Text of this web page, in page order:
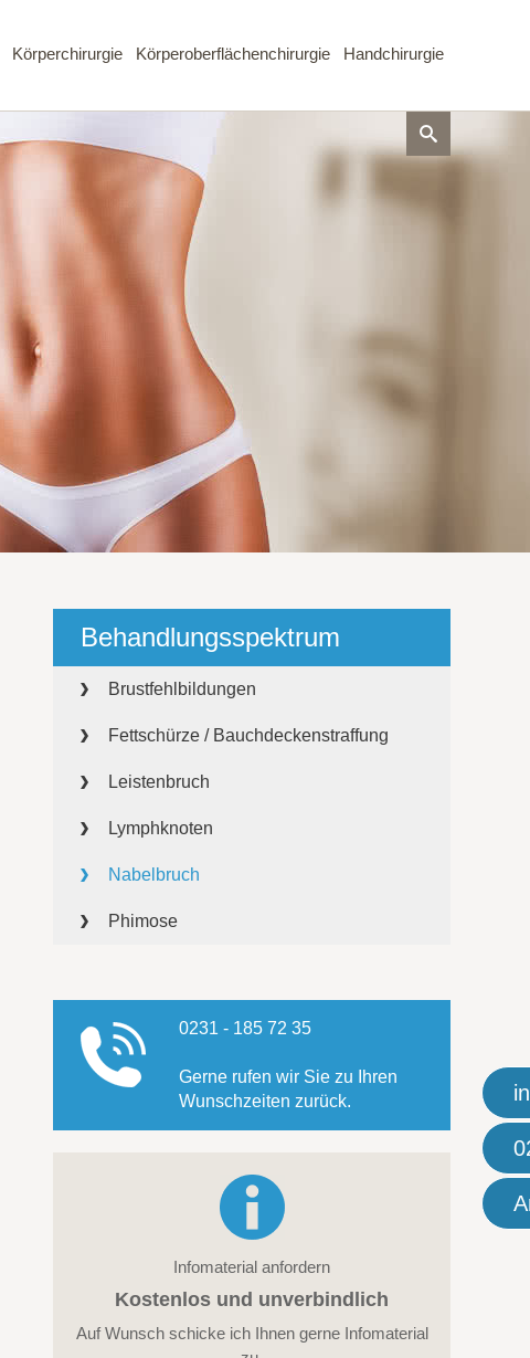
Körperchirurgie Körperoberflächenchirurgie Handchirurgie
Behandlungsspektrum
Brustfehlbildungen
Fettschürze / Bauchdeckenstraffung
Leistenbruch
Lymphknoten
Nabelbruch
Phimose
0231 - 185 72 35
Gerne rufen wir Sie zu Ihren
Wunschzeiten zurück.
Infomaterial anfordern
Kostenlos und unverbindlich
Auf Wunsch schicke ich Ihnen gerne Infomaterial